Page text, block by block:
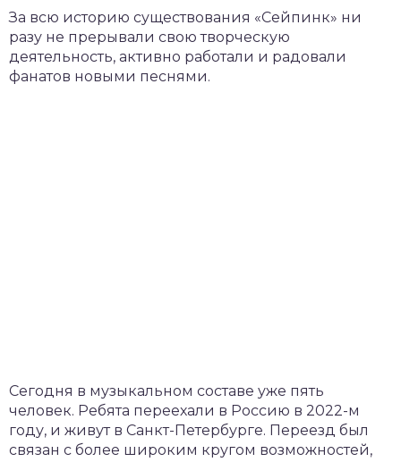
За всю историю существования «Сейпинк» ни
разу не прерывали свою творческую
деятельность, активно работали и радовали
фанатов новыми песнями.
Сегодня в музыкальном составе уже пять
человек. Ребята переехали в Россию в 2022-м
году, и живут в Санкт-Петербурге. Переезд был
связан с более широким кругом возможностей,